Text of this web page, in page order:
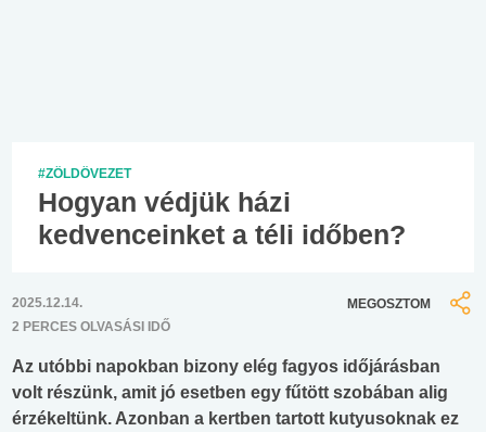
#ZÖLDÖVEZET
Hogyan védjük házi
kedvenceinket a téli időben?
2025.12.14.
2 PERCES OLVASÁSI IDŐ
MEGOSZTOM
Az utóbbi napokban bizony elég fagyos időjárásban
volt részünk, amit jó esetben egy fűtött szobában alig
érzékeltünk. Azonban a kertben tartott kutyusoknak ez